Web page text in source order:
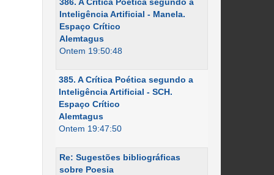
Inteligência Artificial - Manela.
Espaço Crítico
Alemtagus
Ontem 19:50:48
385. A Crítica Poética segundo a
Inteligência Artificial - SCH.
Espaço Crítico
Alemtagus
Ontem 19:47:50
Re: Sugestões bibliográficas
sobre Poesia